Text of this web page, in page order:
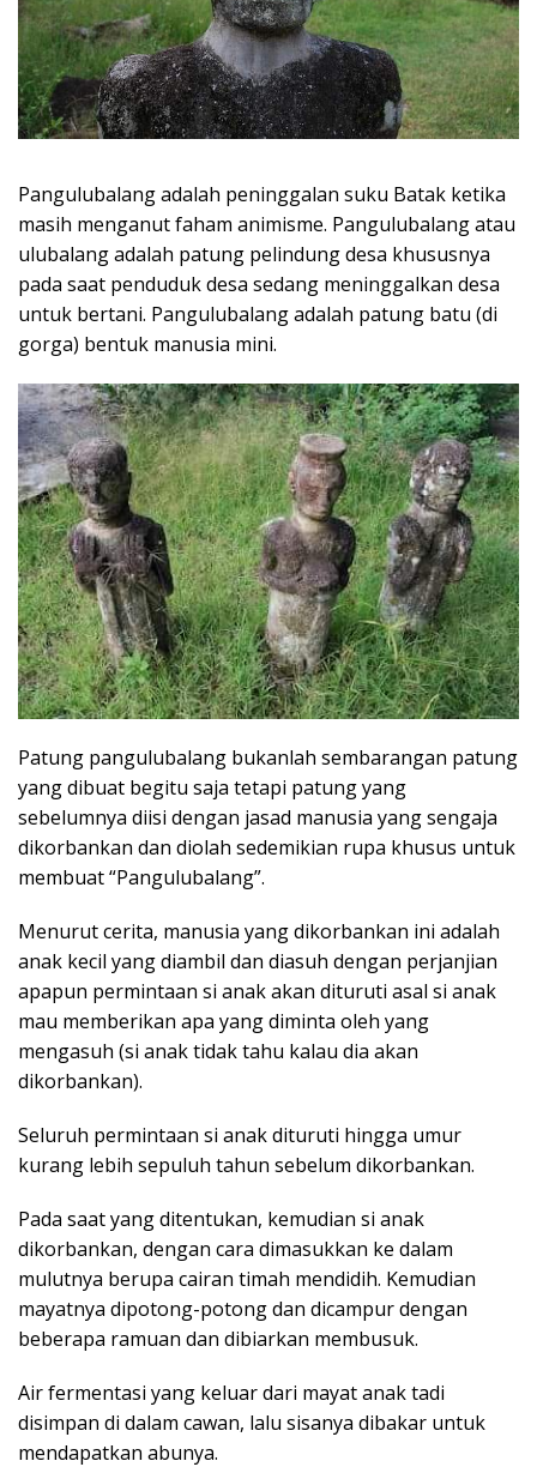
Pangulubalang adalah peninggalan suku Batak ketika
masih menganut faham animisme. Pangulubalang atau
ulubalang adalah patung pelindung desa khususnya
pada saat penduduk desa sedang meninggalkan desa
untuk bertani. Pangulubalang adalah patung batu (di
gorga) bentuk manusia mini.
Patung pangulubalang bukanlah sembarangan patung
yang dibuat begitu saja tetapi patung yang
sebelumnya diisi dengan jasad manusia yang sengaja
dikorbankan dan diolah sedemikian rupa khusus untuk
membuat “Pangulubalang”.
Menurut cerita, manusia yang dikorbankan ini adalah
anak kecil yang diambil dan diasuh dengan perjanjian
apapun permintaan si anak akan dituruti asal si anak
mau memberikan apa yang diminta oleh yang
mengasuh (si anak tidak tahu kalau dia akan
dikorbankan).
Seluruh permintaan si anak dituruti hingga umur
kurang lebih sepuluh tahun sebelum dikorbankan.
Pada saat yang ditentukan, kemudian si anak
dikorbankan, dengan cara dimasukkan ke dalam
mulutnya berupa cairan timah mendidih. Kemudian
mayatnya dipotong-potong dan dicampur dengan
beberapa ramuan dan dibiarkan membusuk.
Air fermentasi yang keluar dari mayat anak tadi
disimpan di dalam cawan, lalu sisanya dibakar untuk
mendapatkan abunya.